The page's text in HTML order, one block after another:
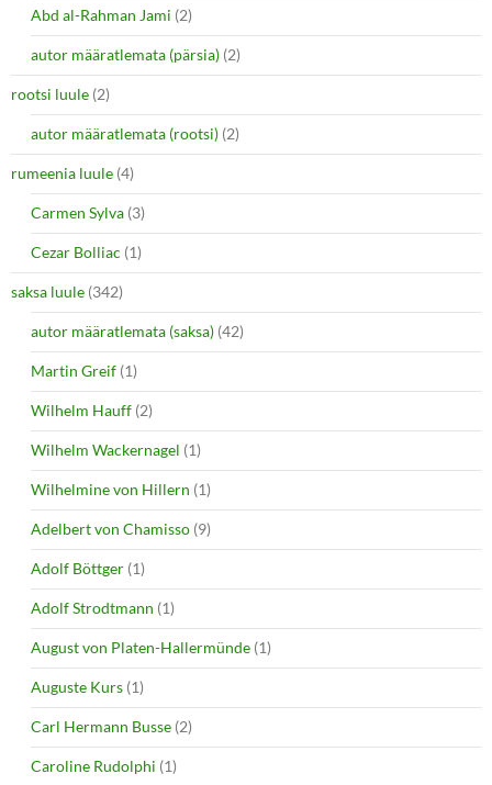
Abd al-Rahman Jami (2)
autor määratlemata (pärsia) (2)
rootsi luule (2)
autor määratlemata (rootsi) (2)
rumeenia luule (4)
Carmen Sylva (3)
Cezar Bolliac (1)
saksa luule (342)
autor määratlemata (saksa) (42)
Martin Greif (1)
Wilhelm Hauff (2)
Wilhelm Wackernagel (1)
Wilhelmine von Hillern (1)
Adelbert von Chamisso (9)
Adolf Böttger (1)
Adolf Strodtmann (1)
August von Platen-Hallermünde (1)
Auguste Kurs (1)
Carl Hermann Busse (2)
Caroline Rudolphi (1)